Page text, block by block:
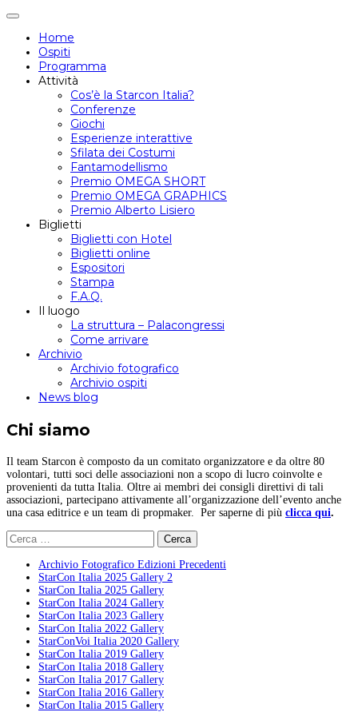
Attiva/disattiva
navigazione
Home
Ospiti
Programma
Attività
Cos’è la Starcon Italia?
Conferenze
Giochi
Esperienze interattive
Sfilata dei Costumi
Fantamodellismo
Premio OMEGA SHORT
Premio OMEGA GRAPHICS
Premio Alberto Lisiero
Biglietti
Biglietti con Hotel
Biglietti online
Espositori
Stampa
F.A.Q.
Il luogo
La struttura – Palacongressi
Come arrivare
Archivio
Archivio fotografico
Archivio ospiti
News blog
Chi siamo
Il team Starcon è composto da un comitato organizzatore e da oltre 80
volontari, tutti soci delle associazioni non a scopo di lucro coinvolte e
provenienti da tutta Italia. Oltre ai membri dei consigli direttivi di tali
associazioni, partecipano attivamente all’organizzazione dell’evento anche
una casa editrice e un team di propmaker. Per saperne di più clicca qui.
Ricerca
per:
Archivio Fotografico Edizioni Precedenti
StarCon Italia 2025 Gallery 2
StarCon Italia 2025 Gallery
StarCon Italia 2024 Gallery
StarCon Italia 2023 Gallery
StarCon Italia 2022 Gallery
StarConVoi Italia 2020 Gallery
StarCon Italia 2019 Gallery
StarCon Italia 2018 Gallery
StarCon Italia 2017 Gallery
StarCon Italia 2016 Gallery
StarCon Italia 2015 Gallery